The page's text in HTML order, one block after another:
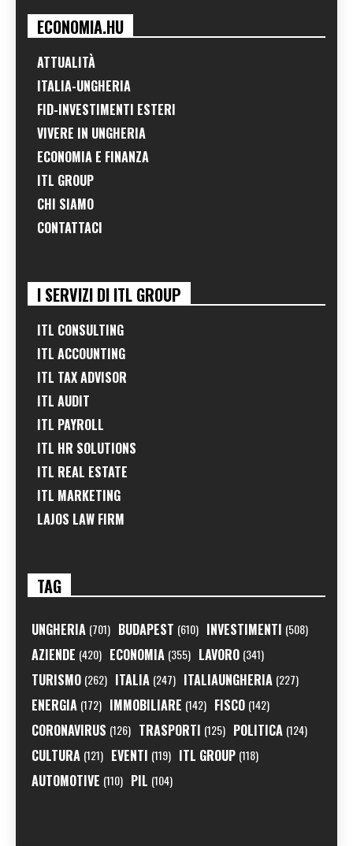
ECONOMIA.HU
ATTUALITÀ
ITALIA-UNGHERIA
FID-INVESTIMENTI ESTERI
VIVERE IN UNGHERIA
ECONOMIA E FINANZA
ITL GROUP
CHI SIAMO
CONTATTACI
I SERVIZI DI ITL GROUP
ITL CONSULTING
ITL ACCOUNTING
ITL TAX ADVISOR
ITL AUDIT
ITL PAYROLL
ITL HR SOLUTIONS
ITL REAL ESTATE
ITL MARKETING
LAJOS LAW FIRM
TAG
UNGHERIA (701) BUDAPEST (610) INVESTIMENTI (508)
AZIENDE (420) ECONOMIA (355) LAVORO (341)
TURISMO (262) ITALIA (247) ITALIAUNGHERIA (227)
ENERGIA (172) IMMOBILIARE (142) FISCO (142)
CORONAVIRUS (126) TRASPORTI (125) POLITICA (124)
CULTURA (121) EVENTI (119) ITL GROUP (118)
AUTOMOTIVE (110) PIL (104)